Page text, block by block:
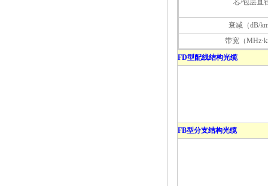
芯/包层直
衰减（dB/
带宽（
FD型配线结构光缆
FB型分支结构光缆